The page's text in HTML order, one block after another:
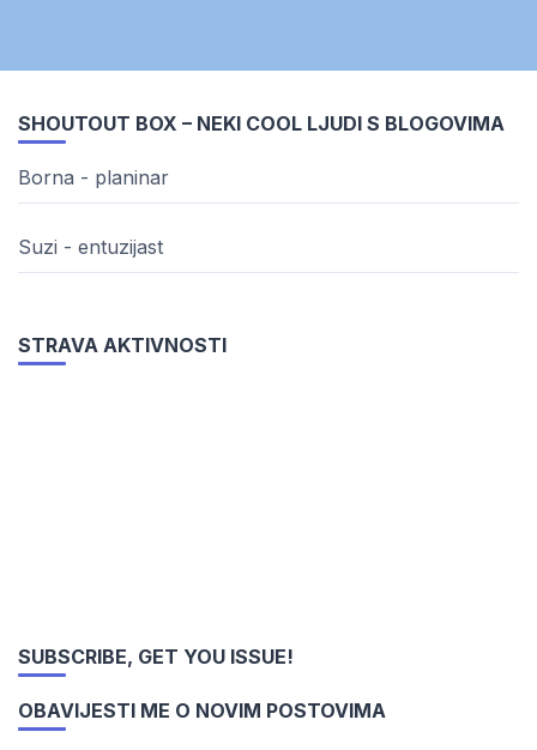
SHOUTOUT BOX – NEKI COOL LJUDI S BLOGOVIMA
Borna - planinar
Suzi - entuzijast
STRAVA AKTIVNOSTI
SUBSCRIBE, GET YOU ISSUE!
OBAVIJESTI ME O NOVIM POSTOVIMA